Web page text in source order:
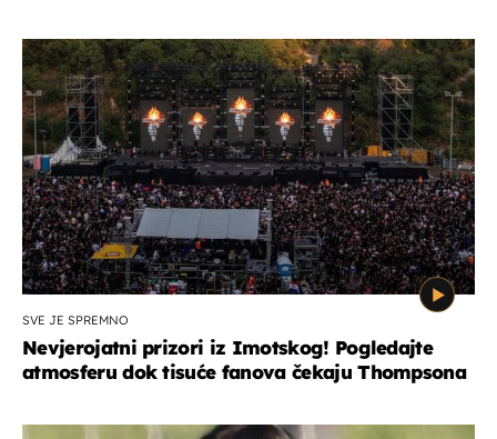
SVE JE SPREMNO
Nevjerojatni prizori iz Imotskog! Pogledajte
atmosferu dok tisuće fanova čekaju Thompsona